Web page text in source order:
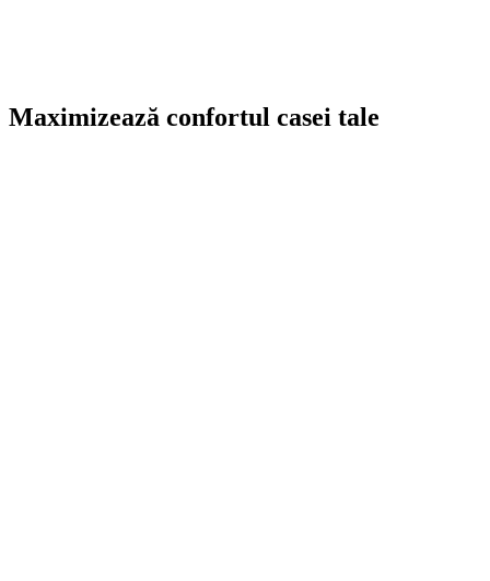
Maximizează confortul casei tale